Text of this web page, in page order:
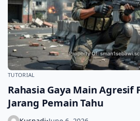
TUTORIAL
Rahasia Gaya Main Agresif
Jarang Pemain Tahu